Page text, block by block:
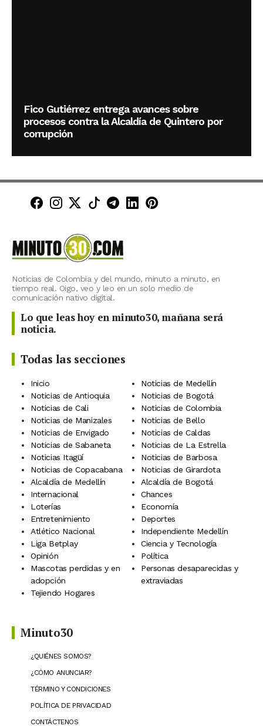
Fico Gutiérrez entrega avances sobre
procesos contra la Alcaldía de Quintero por
corrupción
Minuto30 en Facebook
Minuto30 en Instagram
Minuto30 en X (Twitter)
Minuto30 en TikTok
Canal de Minuto30 en
Minuto30 en LinkedIn
Minuto30 en
Noticias de Colombia y del mundo, minuto a minuto, en
tiempo real. Oigo, veo y leo en un solo medio de
comunicación nativo digital.
Lo que leas hoy en minuto30, mañana será
noticia.
Todas las secciones
Inicio
Noticias de Medellín
Noticias de Antioquia
Noticias de Bogotá
Noticias de Cali
Noticias de Colombia
Noticias de Manizales
Noticias de Bello
Noticias de Envigado
Noticias de Caldas
Noticias de Sabaneta
Noticias de La Estrella
Noticias Itagüí
Noticias de Barbosa
Noticias de Copacabana
Noticias de Girardota
Alcaldía de Medellín
Alcaldía de Bogotá
Internacional
Chances
Loterías
Economía
Entretenimiento
Deportes
Atlético Nacional
Independiente Medellín
Liga Betplay
Ciencia y Tecnología
Opinión
Política
Mascotas perdidas y en
adopción
Personas desaparecidas y
extraviadas
Tejiendo Hogares
Minuto30
¿QUIÉNES SOMOS?
¿CÓMO ANUNCIAR?
TÉRMINO Y CONDICIONES
POLÍTICA DE PRIVACIDAD
CONTÁCTENOS